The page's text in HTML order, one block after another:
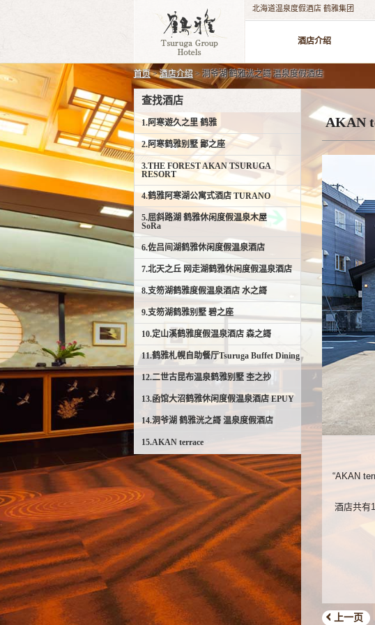
北海道温泉度假酒店 鹤雅集团
酒店介绍
首页>酒店介绍 > 洞爷湖 鹤雅洸之謌 温泉度假酒店
AKAN
“AKAN
酒店共有
上一页
查找酒店
1.阿寒遊久之里 鹤雅
2.阿寒鹤雅别墅 鄙之座
3.THE FOREST AKAN TSURUGA
RESORT
4.鹤雅阿寒湖公寓式酒店 TURANO
5.屈斜路湖 鹤雅休闲度假温泉木屋
SoRa
6.佐吕间湖鹤雅休闲度假温泉酒店
7.北天之丘 网走湖鹤雅休闲度假温泉酒店
8.支笏湖鹤雅度假温泉酒店 水之謌
9.支笏湖鹤雅别墅 碧之座
10.定山溪鹤雅度假温泉酒店 森之謌
11.鹤雅札幌自助餐厅Tsuruga Buffet Dining
12.二世古昆布温泉鹤雅别墅 杢之抄
13.函馆大沼鹤雅休闲度假温泉酒店 EPUY
14.洞爷湖 鹤雅洸之謌 温泉度假酒店
15.AKAN terrace